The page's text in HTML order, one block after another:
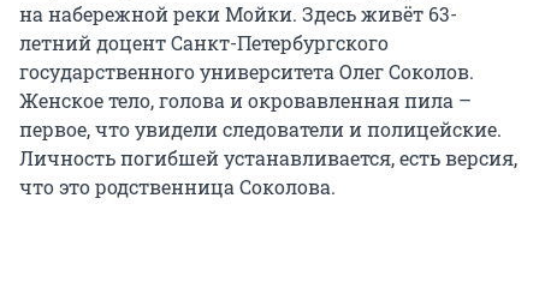
на набережной реки Мойки. Здесь живёт 63-
летний доцент Санкт-Петербургского
государственного университета Олег Соколов.
Женское тело, голова и окровавленная пила –
первое, что увидели следователи и полицейские.
Личность погибшей устанавливается, есть версия,
что это родственница Соколова.